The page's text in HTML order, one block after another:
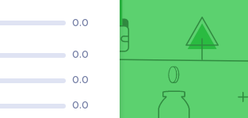
0.0
0.0
0.0
0.0